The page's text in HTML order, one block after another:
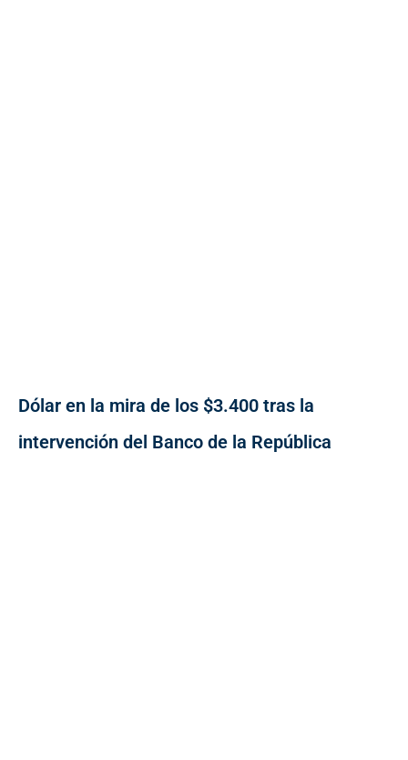
Dólar en la mira de los $3.400 tras la
intervención del Banco de la República